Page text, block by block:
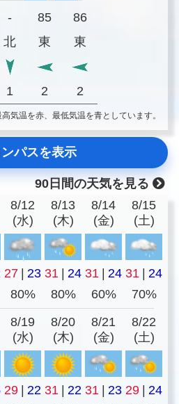
- 85
86
北
東 東
1 2 2
気温を赤、最低気温を青としています。
ンパスを表示
90日間の天気を見る
8/12
(水)
8/13
(木)
8/14
(金)
8/15
(土)
27 23 31 24 31 24 31
24
80% 80% 60% 70%
8/19
(水)
8/20
(木)
8/21
(金)
8/22
(土)
29 22 31 22 31 23 29
24